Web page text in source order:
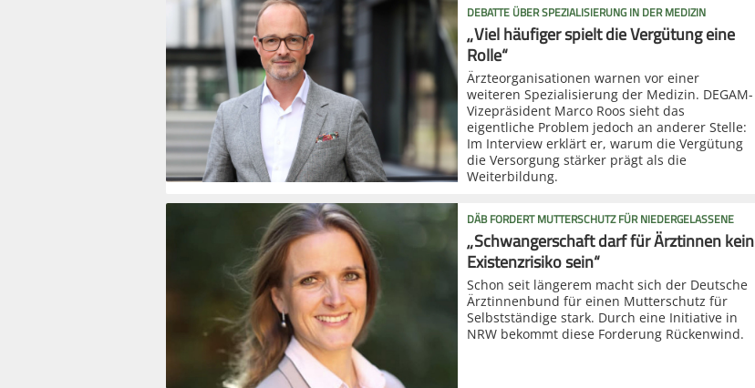
DEBATTE ÜBER SPEZIALISIERUNG IN DER MEDIZIN
„Viel häufiger spielt die Vergütung eine
Rolle“
Ärzteorganisationen warnen vor einer
weiteren Spezialisierung der Medizin. DEGAM-
Vizepräsident Marco Roos sieht das
eigentliche Problem jedoch an anderer Stelle:
Im Interview erklärt er, warum die Vergütung
die Versorgung stärker prägt als die
Weiterbildung.
DÄB FORDERT MUTTERSCHUTZ FÜR NIEDERGELASSENE
„Schwangerschaft darf für Ärztinnen kein
Existenzrisiko sein“
Schon seit längerem macht sich der Deutsche
Ärztinnenbund für einen Mutterschutz für
Selbstständige stark. Durch eine Initiative in
NRW bekommt diese Forderung Rückenwind.